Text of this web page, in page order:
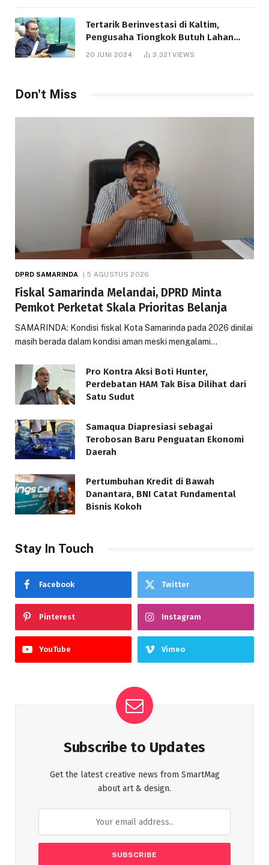
Tertarik Berinvestasi di Kaltim,
Pengusaha Tiongkok Butuh Lahan
1.000 Hektare
20 JUNI 2024 3,321VIEWS
Don't Miss
DPRD SAMARINDA 5 AGUSTUS 2026
Fiskal Samarinda Melandai, DPRD Minta
Pemkot Perketat Skala Prioritas Belanja
SAMARINDA: Kondisi fiskal Kota Samarinda pada 2026 dinilai
masih berada dalam kondisi aman meski mengalami…
Pro Kontra Aksi Boti Hunter,
Perdebatan HAM Tak Bisa Dilihat dari
Satu Sudut
Samaqua Diapresiasi sebagai
Terobosan Baru Penguatan Ekonomi
Daerah
Pertumbuhan Kredit di Bawah
Danantara, BNI Catat Fundamental
Bisnis Kokoh
Stay In Touch
Facebook Twitter
Pinterest Instagram
YouTube Vimeo
Subscribe to Updates
Get the latest creative news from SmartMag
about art & design.